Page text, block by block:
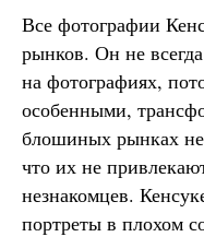
Все фотографии
рынков. Он не
на фотографиях,
особенными,
блошиных рынках
что их не
незнакомцев.
портреты в плохом